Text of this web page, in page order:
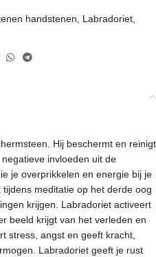
handstenen, Labradoriet,
Hij beschermt en reinigt
invloeden uit de
je overprikkelen en energie bij je
meditatie op het derde oog
krijgen. Labradoriet activeert
beeld krijgt van het verleden en
stress, angst en geeft kracht,
Labradoriet geeft je rust